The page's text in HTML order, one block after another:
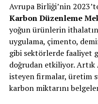
Avrupa Birliği’nin
Karbon Düzenleme
yoğun ürünlerin
uygulama, çimento,
gibi sektörlerde faaliyet
doğrudan etkiliyor. Artık
isteyen firmalar, üretim
karbon miktarını